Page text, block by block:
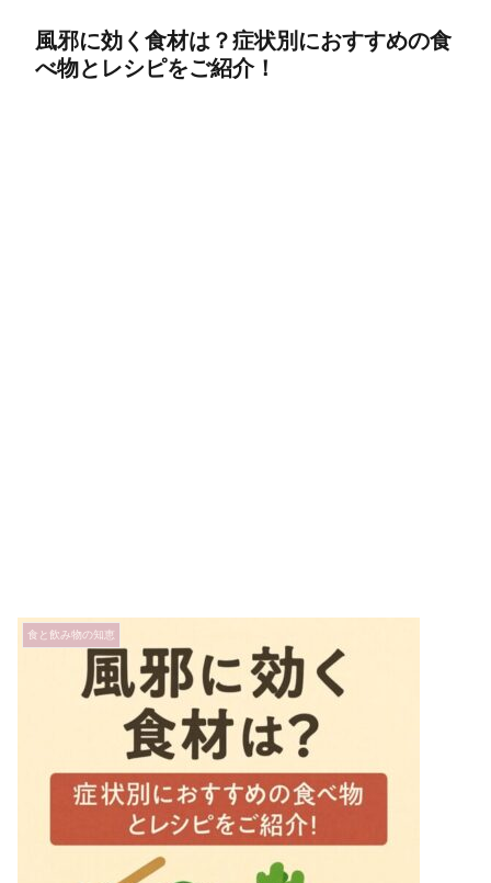
風邪に効く食材は？症状別におすすめの食
べ物とレシピをご紹介！
食と飲み物の知恵